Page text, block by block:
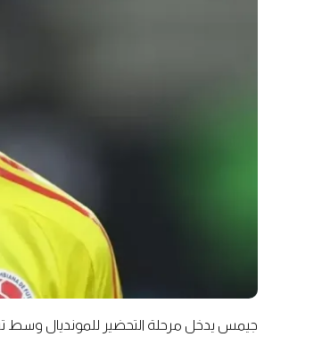
جيمس يدخل مرحلة التحضير للمونديال وسط